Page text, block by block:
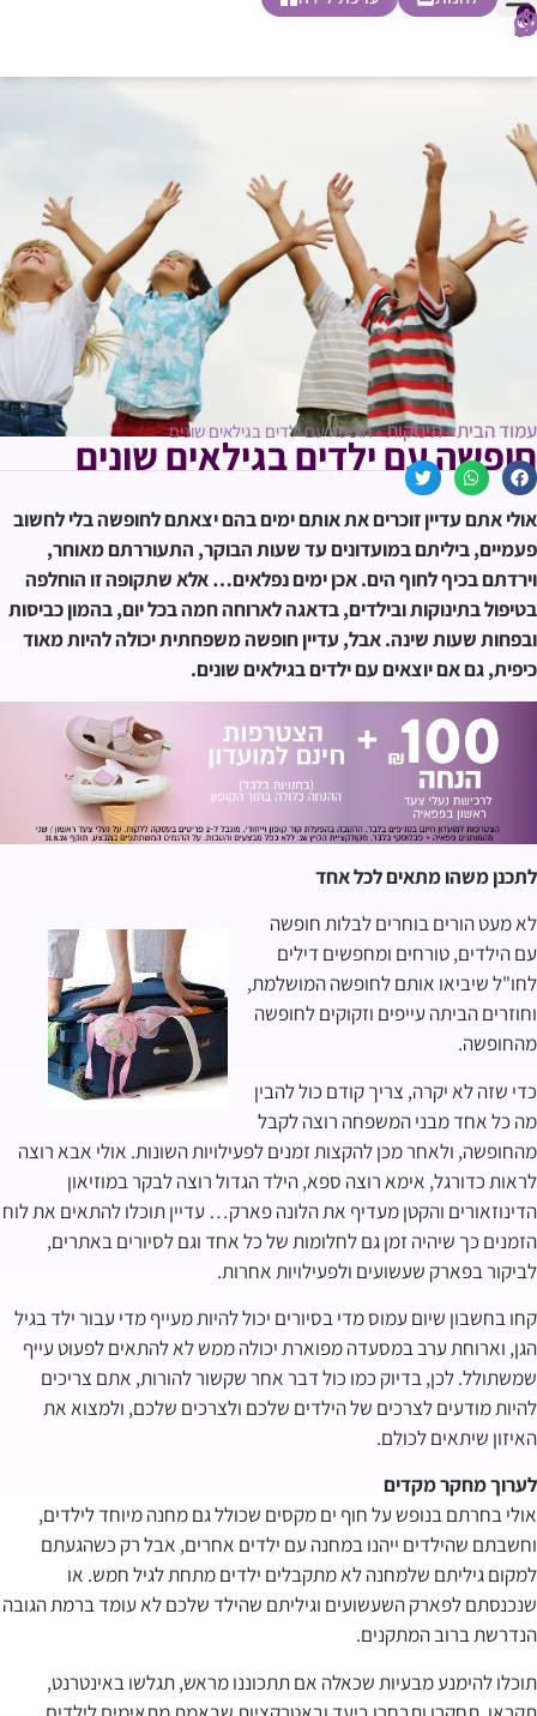
0
עמוד הבית»תינוקות»חופשה עם ילדים בגילאים שונים
חופשה עם ילדים בגילאים שונים
אולי אתם עדיין זוכרים את אותם ימים בהם יצאתם לחופשה בלי לחשוב
פעמיים, ביליתם במועדונים עד שעות הבוקר, התעוררתם מאוחר,
וירדתם בכיף לחוף הים. אכן ימים נפלאים… אלא שתקופה זו הוחלפה
בטיפול בתינוקות ובילדים, בדאגה לארוחה חמה בכל יום, בהמון כביסות
ובפחות שעות שינה. אבל, עדיין חופשה משפחתית יכולה להיות מאוד
כיפית, גם אם יוצאים עם ילדים בגילאים שונים.
לתכנן משהו מתאים לכל אחד
לא מעט הורים בוחרים לבלות חופשה
עם הילדים, טורחים ומחפשים דילים
לחו"ל שיביאו אותם לחופשה המושלמת,
וחוזרים הביתה עייפים וזקוקים לחופשה
מהחופשה.
כדי שזה לא יקרה, צריך קודם כול להבין
מה כל אחד מבני המשפחה רוצה לקבל
מהחופשה, ולאחר מכן להקצות זמנים לפעילויות השונות. אולי אבא רוצה
לראות כדורגל, אימא רוצה ספא, הילד הגדול רוצה לבקר במוזיאון
הדינוזאורים והקטן מעדיף את הלונה פארק… עדיין תוכלו להתאים את לוח
הזמנים כך שיהיה זמן גם לחלומות של כל אחד וגם לסיורים באתרים,
לביקור בפארק שעשועים ולפעילויות אחרות.
קחו בחשבון שיום עמוס מדי בסיורים יכול להיות מעייף מדי עבור ילד בגיל
הגן, וארוחת ערב במסעדה מפוארת יכולה ממש לא להתאים לפעוט עייף
שמשתולל. לכן, בדיוק כמו כול דבר אחר שקשור להורות, אתם צריכים
להיות מודעים לצרכים של הילדים שלכם ולצרכים שלכם, ולמצוא את
האיזון שיתאים לכולם.
לערוך מחקר מקדים
אולי בחרתם בנופש על חוף ים מקסים שכולל גם מחנה מיוחד לילדים,
וחשבתם שהילדים ייהנו במחנה עם ילדים אחרים, אבל רק כשהגעתם
למקום גיליתם שלמחנה לא מתקבלים ילדים מתחת לגיל חמש. או
שנכנסתם לפארק השעשועים וגיליתם שהילד שלכם לא עומד ברמת הגובה
הנדרשת ברוב המתקנים.
תוכלו להימנע מבעיות שכאלה אם תתכוננו מראש, תגלשו באינטרנט,